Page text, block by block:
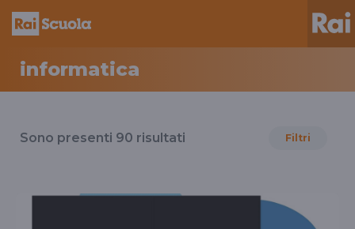
informatica
il
informatica
Sono presenti 90 risultati Filtri